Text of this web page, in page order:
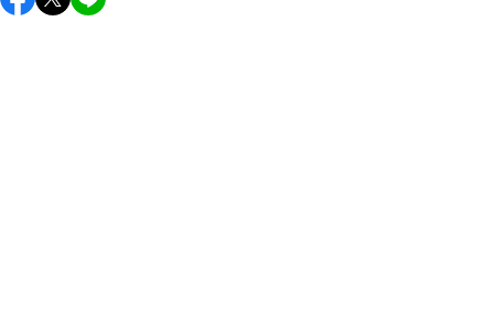
し上がりください。